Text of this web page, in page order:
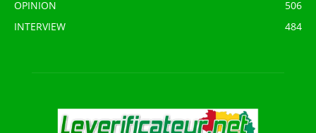
OPINION
506
INTERVIEW
484